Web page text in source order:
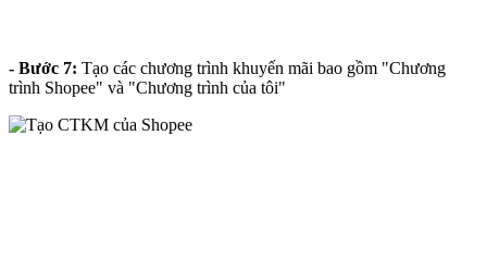
- Bước 7: Tạo các chương trình khuyến mãi bao gồm "Chương
trình Shopee" và "Chương trình của tôi"